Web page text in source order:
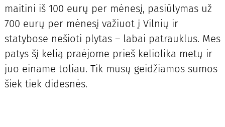
maitini iš 100 eurų per mėnesį, pasiūlymas už
700 eurų per mėnesį važiuot į Vilnių ir
statybose nešioti plytas – labai patrauklus. Mes
patys šį kelią praėjome prieš keliolika metų ir
juo einame toliau. Tik mūsų geidžiamos sumos
šiek tiek didesnės.